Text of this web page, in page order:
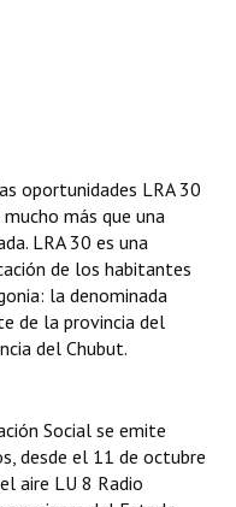
oportunidades LRA 30
mucho más que una
LRA 30 es una
de los habitantes
la denominada
de la provincia del
del Chubut.
Social se emite
desde el 11 de octubre
aire LU 8 Radio